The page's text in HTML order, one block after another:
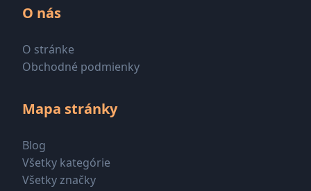
O nás
O stránke
Obchodné podmienky
Mapa stránky
Blog
Všetky kategórie
Všetky značky